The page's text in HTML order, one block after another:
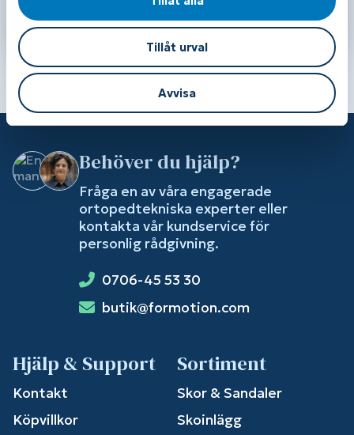
Tillåt urval
Avvisa
Benjamin
650,00
Behöver du hjälp?
Fråga en av våra engagerade
ortopedtekniska experter eller
kontakta vår kundservice för
personlig rådgivning.
0706-45 53 30
butik@formotion.com
Hjälp & Support
Kontakt
Köpvillkor
Sortiment
Skor & Sandaler
Skoinlägg